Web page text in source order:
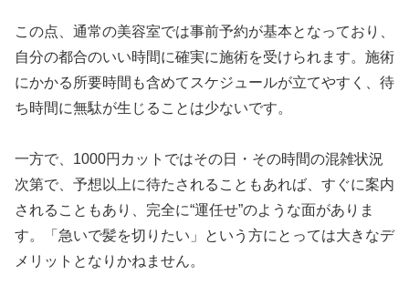
この点、通常の美容室では事前予約が基本となっており、
自分の都合のいい時間に確実に施術を受けられます。施術
にかかる所要時間も含めてスケジュールが立てやすく、待
ち時間に無駄が生じることは少ないです。
一方で、1000円カットではその日・その時間の混雑状況
次第で、予想以上に待たされることもあれば、すぐに案内
されることもあり、完全に“運任せ”のような面がありま
す。「急いで髪を切りたい」という方にとっては大きなデ
メリットとなりかねません。